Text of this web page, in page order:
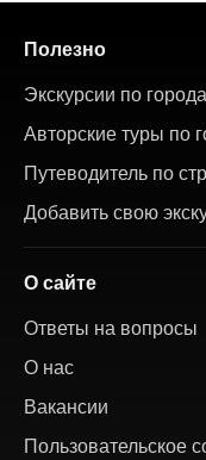
Полезно
Экскурсии по
Авторские туры по
Путеводитель по
Добавить свою
О сайте
Ответы на вопросы
О нас
Вакансии
Пользовательское